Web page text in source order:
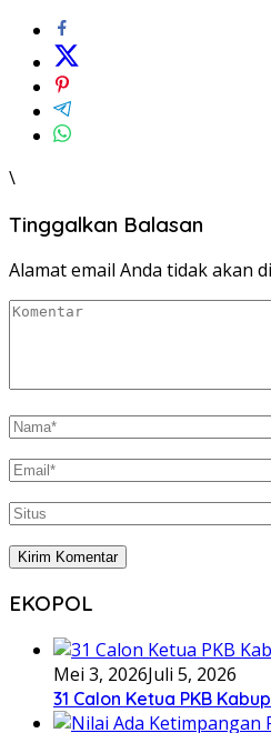
\
Tinggalkan Balasan
Alamat email Anda tidak akan
EKOPOL
Mei 3, 2026Juli 5, 2026
31 Calon Ketua PKB